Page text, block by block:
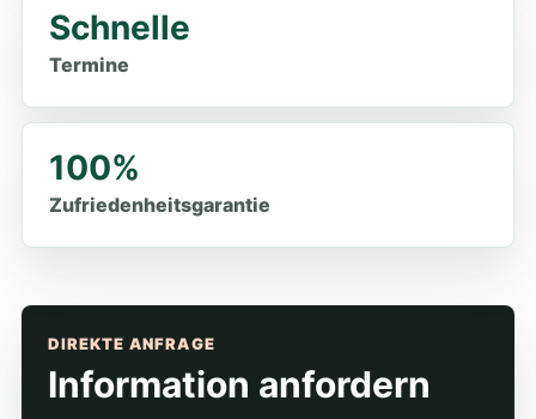
Schnelle
Termine
100%
Zufriedenheitsgarantie
DIREKTE ANFRAGE
Information anfordern